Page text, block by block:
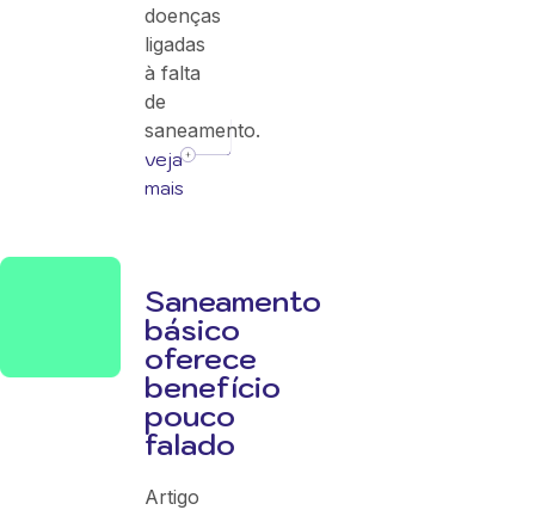
doenças
ligadas
à falta
de
saneamento.
veja
mais
Saneamento
básico
oferece
benefício
pouco
falado
Artigo